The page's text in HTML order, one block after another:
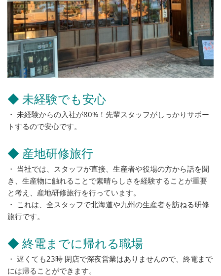
◆ 未経験でも安心
・ 未経験からの入社が80%！先輩スタッフがしっかりサポー
トするので安心です。
◆ 産地研修旅行
・ 当社では、スタッフが直接、生産者や役場の方から話を聞
き、生産物に触れることで素晴らしさを経験することが重要
と考え、産地研修旅行を行っています。
・ これは、全スタッフで北海道や九州の生産者を訪ねる研修
旅行です。
◆ 終電までに帰れる職場
・ 遅くても23時 閉店で深夜営業はありませんので、終電まで
には帰ることができます。